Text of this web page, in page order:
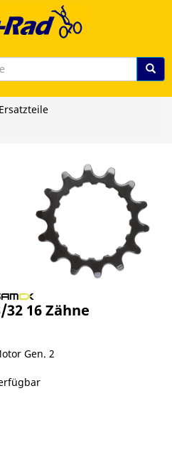
16 Zähne
Gen. 2